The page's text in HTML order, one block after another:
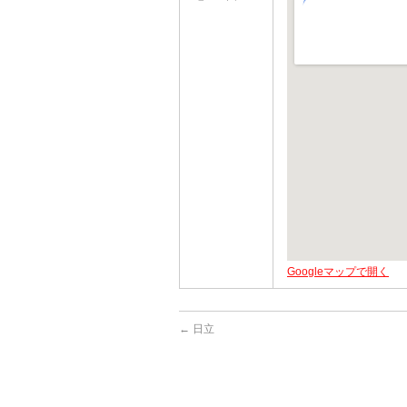
Googleマップで開く
← 日立